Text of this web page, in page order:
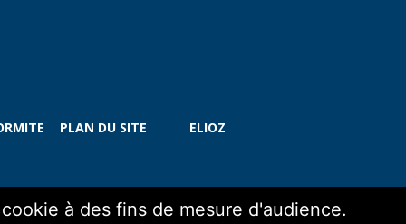
PLAN DU SITE ELIOZ
à des fins de mesure d'audience.